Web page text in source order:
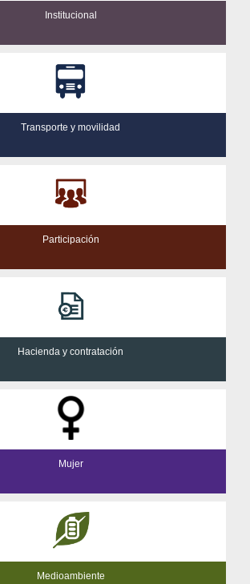
Institucional
Transporte y movilidad
Participación
Hacienda y contratación
Mujer
Medioambiente